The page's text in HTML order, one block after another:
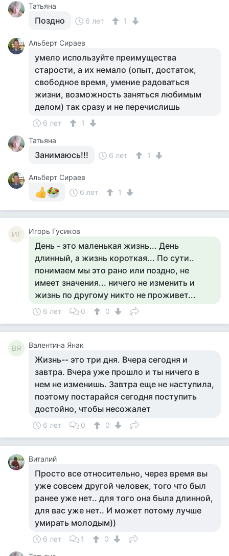
Татьяна
Поздно 6 лет 1
Альберт Сираев
умело используйте преимущества
старости, а их немало (опыт, достаток,
свободное время, умение радоваться
жизни, возможность заняться любимым
делом) так сразу и не перечислишь
6 лет
1
Татьяна
Занимаюсь!!! 6 лет 1
Альберт Сираев
6 лет
1
ИГ Игорь Гусиков
День - это маленькая жизнь... День
длинный, а жизнь короткая... По сути..
понимаем мы это рано или поздно, не
имеет значения... ничего не изменить и
жизнь по другому никто не проживет...
6 лет 0 0
ВЯ Валентина Янак
Жизнь-- это три дня. Вчера сегодня и
завтра. Вчера уже прошло и ты ничего в
нем не изменишь. Завтра еще не наступила,
поэтому постарайся сегодня поступить
достойно, чтобы несожалет
6 лет 0 0
Виталий
Просто все относительно, через время вы
уже совсем другой человек, того что был
ранее уже нет.. для того она была длинной,
для вас уже нет.. И может потому лучше
умирать молодым))
6 лет 1
0